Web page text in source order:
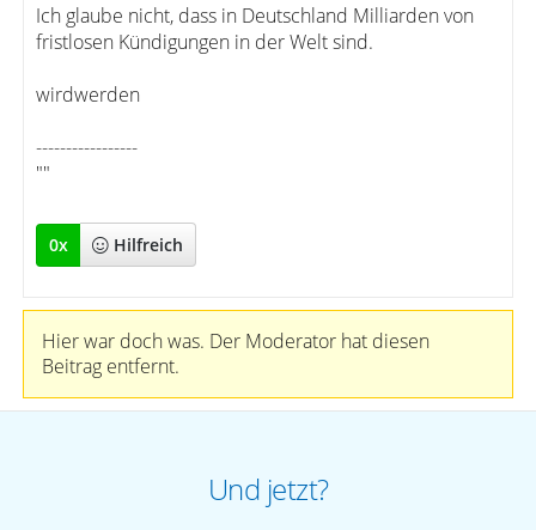
Ich glaube nicht, dass in Deutschland Milliarden von
fristlosen Kündigungen in der Welt sind.
wirdwerden
-----------------
""
0x Hilfreich
Hier war doch was. Der Moderator hat diesen
Beitrag entfernt.
Und jetzt?